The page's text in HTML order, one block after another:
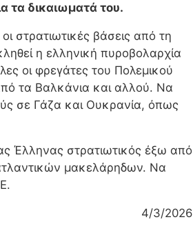
τα δικαιωματά του.
στρατιωτικές βάσεις από τη
η ελληνική πυροβολαρχία
οι φρεγάτες του Πολεμικού
τα Βαλκάνια και αλλού. Να
σε Γάζα και Ουκρανία, όπως
Έλληνας στρατιωτικός έξω από
μακελάρηδων. Να
4/3/2026